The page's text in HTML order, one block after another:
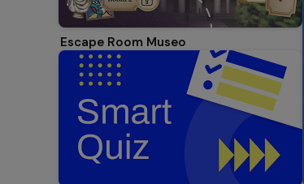
Escape Room Museo